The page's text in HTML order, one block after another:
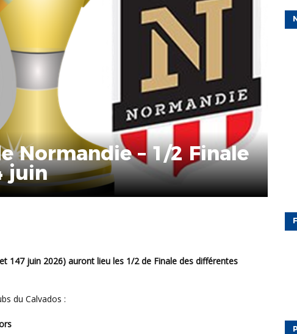
Normandie – 1/2 Finale
juin
du Calvados :